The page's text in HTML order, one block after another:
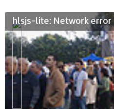
hlsjs-lite: Network error